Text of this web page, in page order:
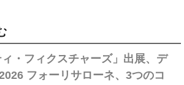
ィ・フィクスチャーズ」出展、デ
フォーリサローネ、3つのコ